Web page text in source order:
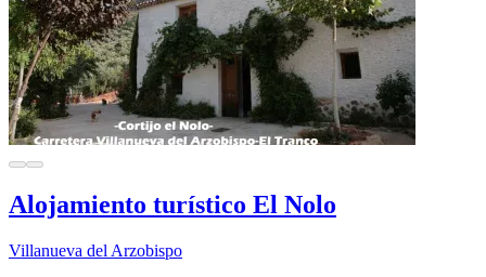
Alojamiento turístico El Nolo
Villanueva del Arzobispo